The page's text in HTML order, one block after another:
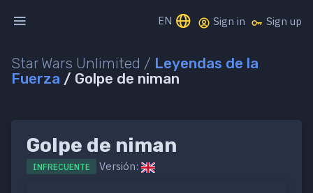
EN Sign in Sign up
Star Wars Unlimited / Leyendas de la
Fuerza / Golpe de niman
Golpe de niman
INFRECUENTE Versión: